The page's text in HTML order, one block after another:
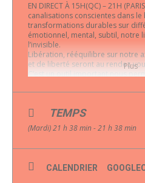
Plus
EN DIRECT À 15H(QC) – 21H
canalisations conscientes dans
transformations durables sur
émotionnel, mental, subtil, notre
l’invisible.
Libération, rééquilibre sur notre
et de liberté seront au rendez-
Sept (7) Rencontres de
06/02 TRANSFORMER
COMPÉTITION – COMPARAISON
TEMPS
(Mardi) 21 h 38 min - 21 h 38 min
CALENDRIER